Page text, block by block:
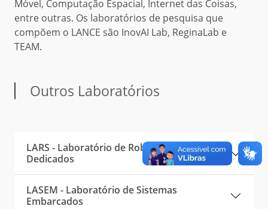
Móvel, Computação Espacial, Internet das Coisas,
entre outras. Os laboratórios de pesquisa que
compõem o LANCE são InovAI Lab, ReginaLab e
TEAM.
Outros Laboratórios
LARS - Laboratório de Robótica e Sistemas
Dedicados
LASEM - Laboratório de Sistemas
Embarcados